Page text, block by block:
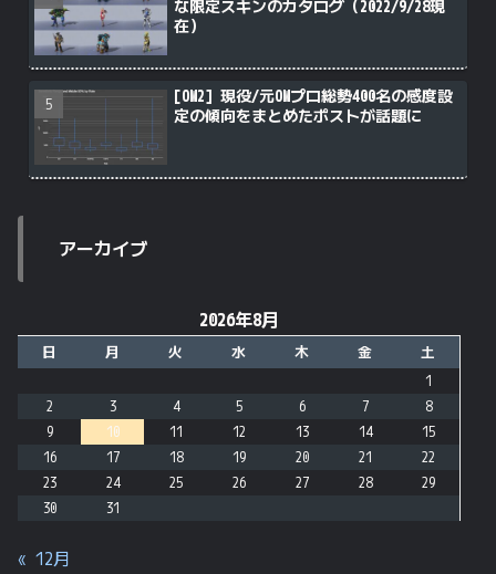
な限定スキンのカタログ（2022/9/28現
在）
[OW2] 現役/元OWプロ総勢400名の感度設
定の傾向をまとめたポストが話題に
アーカイブ
2026年8月
日 月 火 水 木 金
土
1
2
3 4 5 6 7
8
9
10 11 12 13 14
15
16
17 18 19 20 21
22
23
24 25 26 27 28
29
30
31
« 12月